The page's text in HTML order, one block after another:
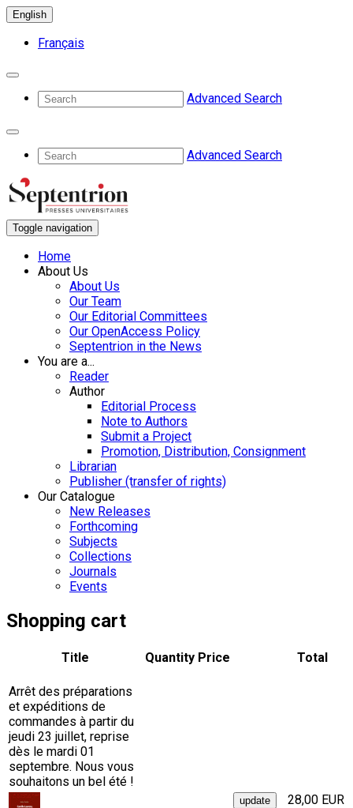
English
Français
Advanced Search
Advanced Search
Toggle navigation
Home
About Us
About Us
Our Team
Our Editorial Committees
Our OpenAccess Policy
Septentrion in the News
You are a...
Reader
Author
Editorial Process
Note to Authors
Submit a Project
Promotion, Distribution, Consignment
Librarian
Publisher (transfer of rights)
Our Catalogue
New Releases
Forthcoming
Subjects
Collections
Journals
Events
Shopping cart
Arrêt des préparations
et expéditions de
commandes à partir du
jeudi 23 juillet, reprise
dès le mardi 01
septembre. Nous vous
souhaitons un bel été !
Title Quantity Price Total
28,00 EUR